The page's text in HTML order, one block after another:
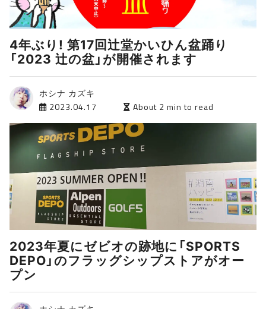
4年ぶり! 第17回辻堂かいひん盆踊り
「2023 辻の盆」が開催されます
ホシナ カズキ
2023.04.17
About 2 min to read
2023年夏にゼビオの跡地に「SPORTS
DEPO」のフラッグシップストアがオー
プン